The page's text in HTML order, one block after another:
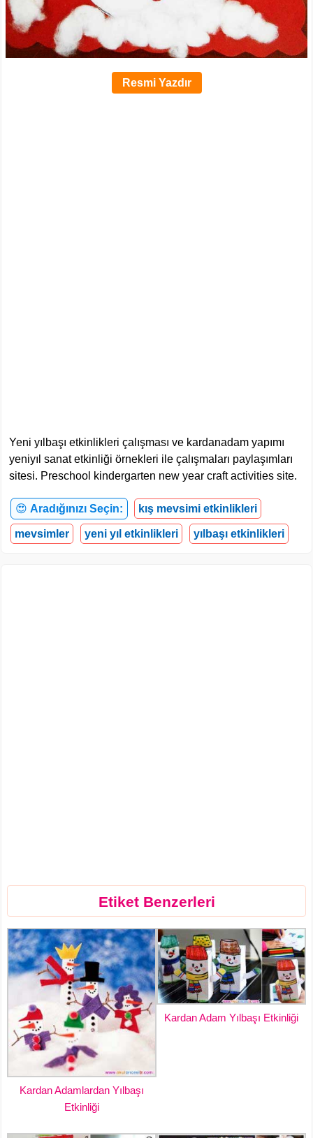
Resmi Yazdır
Yeni yılbaşı etkinlikleri çalışması ve kardanadam yapımı
yeniyıl sanat etkinliği örnekleri ile çalışmaları paylaşımları
sitesi. Preschool kindergarten new year craft activities site.
😍 Aradığınızı Seçin: kış mevsimi etkinlikleri
mevsimler yeni yıl etkinlikleri yılbaşı etkinlikleri
Etiket Benzerleri
Kardan Adamlardan Yılbaşı
Etkinliği
Kardan Adam Yılbaşı Etkinliği